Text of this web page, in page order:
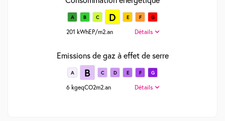
A B C D E F G
201 kWhEP/m2.an Détails
Emissions de gaz à effet de serre
A B C D E F G
6 kgeqCO2m2.an Détails